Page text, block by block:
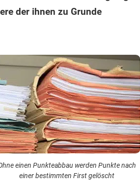
der ihnen zu Grunde
einen Punkteabbau werden Punkte nach
einer bestimmten First gelöscht